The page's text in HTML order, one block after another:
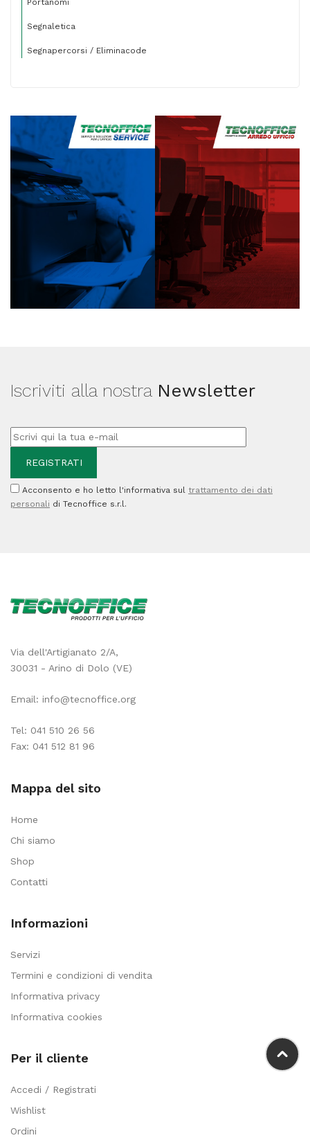
Portanomi
Segnaletica
Segnapercorsi / Eliminacode
Iscriviti alla nostra Newsletter
Acconsento e ho letto l'informativa sul trattamento dei dati
personali di Tecnoffice s.r.l.
Via dell'Artigianato 2/A,
30031 - Arino di Dolo (VE)
Email: info@tecnoffice.org
Tel: 041 510 26 56
Fax: 041 512 81 96
Mappa del sito
Home
Chi siamo
Shop
Contatti
Informazioni
Servizi
Termini e condizioni di vendita
Informativa privacy
Informativa cookies
Per il cliente
Accedi / Registrati
Wishlist
Ordini